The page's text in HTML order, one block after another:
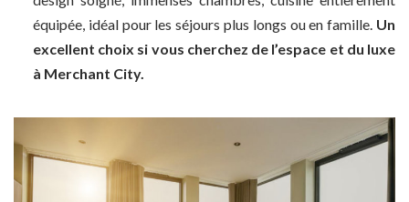
équipée, idéal pour les séjours plus longs ou en famille. Un
excellent choix si vous cherchez de l’espace et du luxe
à Merchant City.